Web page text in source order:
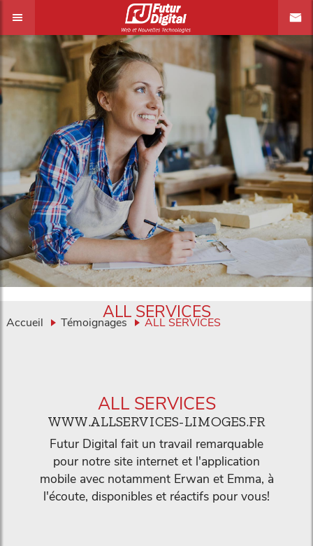
Accueil Témoignages ALL SERVICES
ALL SERVICES
ALL SERVICES
WWW.ALLSERVICES-LIMOGES.FR
Futur Digital fait un travail remarquable
pour notre site internet et l'application
mobile avec notamment Erwan et Emma, à
l'écoute, disponibles et réactifs pour vous!